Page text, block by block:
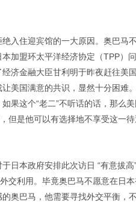
入住迎宾馆的一大原因。奥巴马
加盟环太平洋经济协定（TPP）
济金融大臣甘利明于昨夜赶往美
美国满意的共识，显然十分困难
果这个“老二”不听话的话，那么
但是他可以有选择地不享受这一
日本政府安排此次访日 “有意拔
交利用。毕竟奥巴马不愿意在日
奥巴马，他需要寻找外交平衡，不